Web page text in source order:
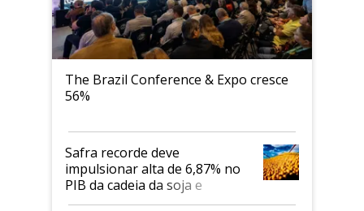
The Brazil Conference & Expo cresce
56%
Safra recorde deve
impulsionar alta de 6,87% no
PIB da cadeia da soja e
biodiesel em 2026